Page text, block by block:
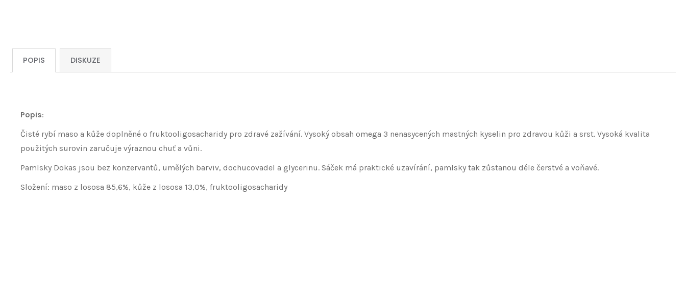
POPIS DISKUZE
Popis:
Čisté rybí maso a kůže doplněné o fruktooligosacharidy pro zdravé zažívání. Vysoký obsah omega 3 nenasycených mastných kyselin pro zdravou kůži a srst. Vysoká kvalita
použitých surovin zaručuje výraznou chuť a vůni.
Pamlsky Dokas jsou bez konzervantů, umělých barviv, dochucovadel a glycerinu. Sáček má praktické uzavírání, pamlsky tak zůstanou déle čerstvé a voňavé.
Složení: maso z lososa 85,6%, kůže z lososa 13,0%, fruktooligosacharidy